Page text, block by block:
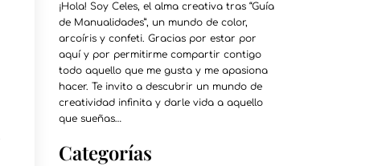
¡Hola! Soy Celes, el alma creativa tras “Guía
de Manualidades”, un mundo de color,
arcoíris y confeti. Gracias por estar por
aquí y por permitirme compartir contigo
todo aquello que me gusta y me apasiona
hacer. Te invito a descubrir un mundo de
creatividad infinita y darle vida a aquello
que sueñas…
Categorías